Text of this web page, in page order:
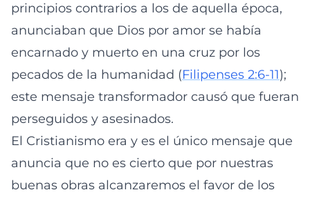
principios contrarios a los de aquella época,
anunciaban que Dios por amor se había
encarnado y muerto en una cruz por los
pecados de la humanidad (Filipenses 2:6-11);
este mensaje transformador causó que fueran
perseguidos y asesinados.
El Cristianismo era y es el único mensaje que
anuncia que no es cierto que por nuestras
buenas obras alcanzaremos el favor de los